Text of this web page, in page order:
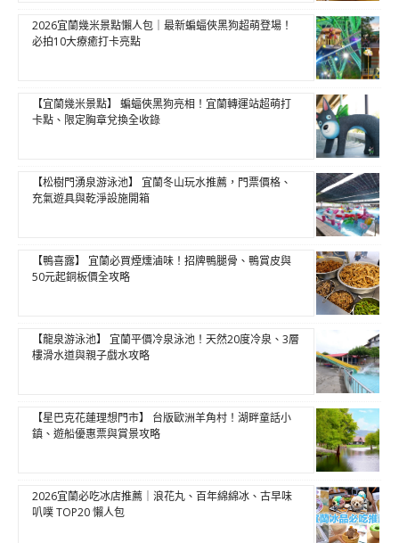
2026宜蘭幾米景點懶人包｜最新蝙蝠俠黑狗超萌登場！
必拍10大療癒打卡亮點
【宜蘭幾米景點】 蝙蝠俠黑狗亮相！宜蘭轉運站超萌打
卡點、限定胸章兌換全收錄
【松樹門湧泉游泳池】 宜蘭冬山玩水推薦，門票價格、
充氣遊具與乾淨設施開箱
【鴨喜露】 宜蘭必買煙燻滷味！招牌鴨腿骨、鴨賞皮與
50元起銅板價全攻略
【龍泉游泳池】 宜蘭平價冷泉泳池！天然20度冷泉、3層
樓滑水道與親子戲水攻略
【星巴克花蓮理想門市】 台版歐洲羊角村！湖畔童話小
鎮、遊船優惠票與賞景攻略
2026宜蘭必吃冰店推薦｜浪花丸、百年綿綿冰、古早味
叭噗 TOP20 懶人包